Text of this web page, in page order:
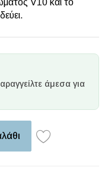
V10 και το
άμεσα για